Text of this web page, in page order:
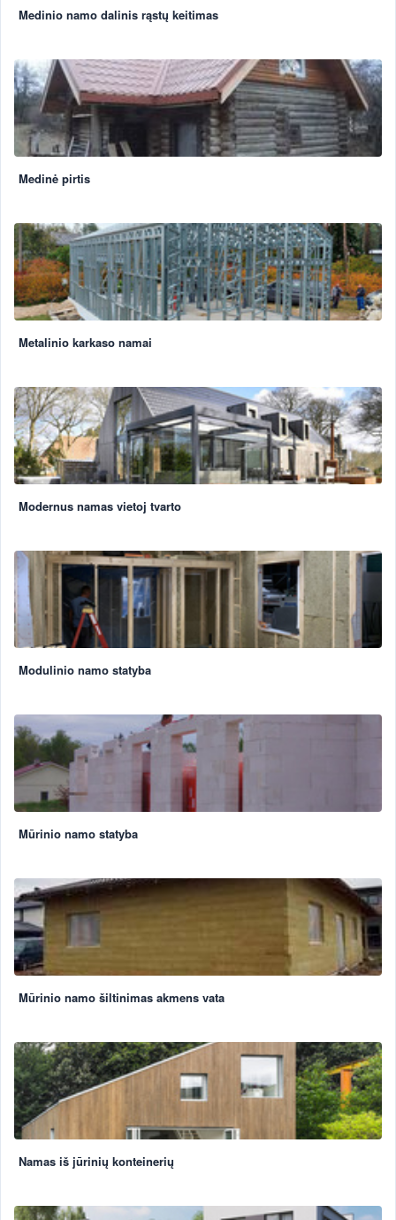
Medinio namo dalinis rąstų keitimas
Medinė pirtis
Metalinio karkaso namai
Modernus namas vietoj tvarto
Modulinio namo statyba
Mūrinio namo statyba
Mūrinio namo šiltinimas akmens vata
Namas iš jūrinių konteinerių